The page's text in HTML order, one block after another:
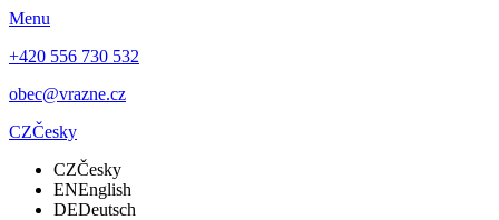
Menu
+420 556 730 532
obec@vrazne.cz
CZČesky
CZČesky
ENEnglish
DEDeutsch